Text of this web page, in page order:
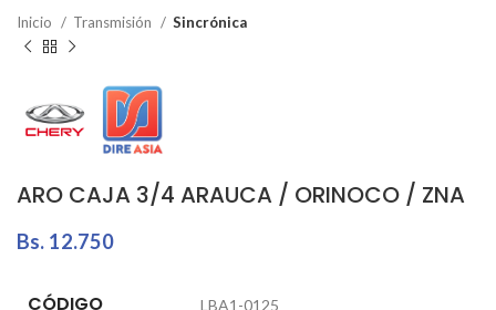
Inicio Transmisión Sincrónica
ARO CAJA 3/4 ARAUCA / ORINOCO / ZNA
Bs. 12.750
CÓDIGO LBA1-0125